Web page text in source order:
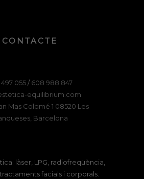
CONTACTE
055/608 988 847
equilibrium.com
Mas Colomé 1 08520 Les
Barcelona
làser, LPG, radiofreqüència,
facials i corporals.
your
interests
and
behavior as
chance of
seeing